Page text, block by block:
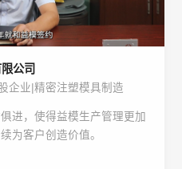
公司
企业|精密注塑模具制造
进，使得益模生产管理更加
为客户创造价值。